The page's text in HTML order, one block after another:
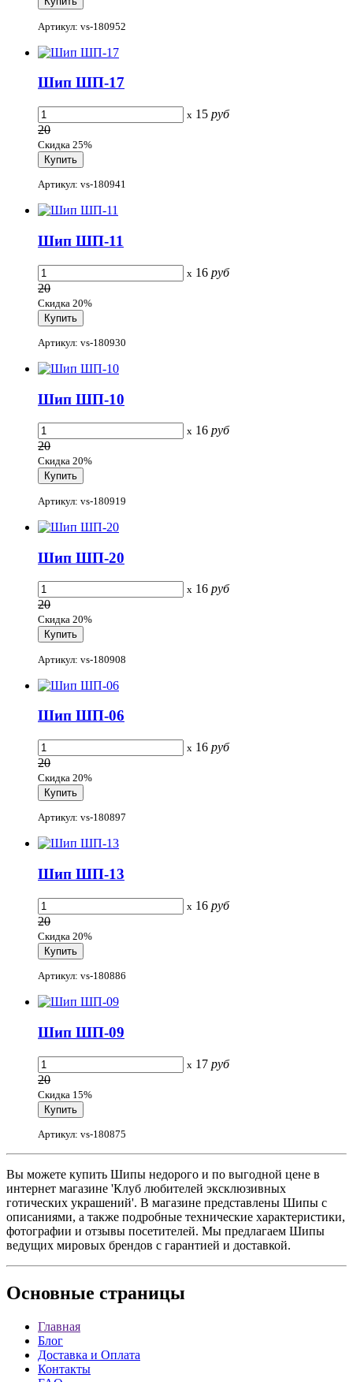
Артикул: vs-180952
Шип ШП-17
x 15 руб
20
Скидка 25%
Артикул: vs-180941
Шип ШП-11
x 16 руб
20
Скидка 20%
Артикул: vs-180930
Шип ШП-10
x 16 руб
20
Скидка 20%
Артикул: vs-180919
Шип ШП-20
x 16 руб
20
Скидка 20%
Артикул: vs-180908
Шип ШП-06
x 16 руб
20
Скидка 20%
Артикул: vs-180897
Шип ШП-13
x 16 руб
20
Скидка 20%
Артикул: vs-180886
Шип ШП-09
x 17 руб
20
Скидка 15%
Артикул: vs-180875
Вы можете купить Шипы недорого и по выгодной цене в
интернет магазине 'Клуб любителей эксклюзивных
готических украшений'. В магазине представлены Шипы с
описаниями, а также подробные технические характеристики,
фотографии и отзывы посетителей. Мы предлагаем Шипы
ведущих мировых брендов с гарантией и доставкой.
Основные страницы
Главная
Блог
Доставка и Оплата
Контакты